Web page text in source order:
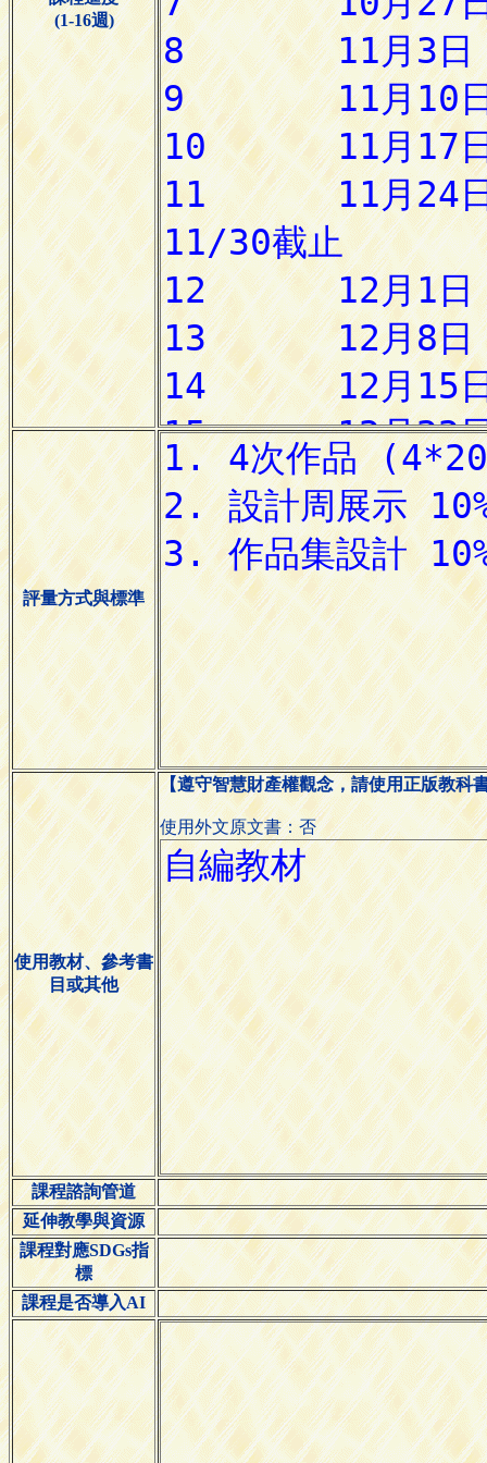
(1-16週)
評量方式與標準
使用教材、參考書
目或其他
【遵守智慧財產權觀念，請使用正版教科
使用外文原文書：否
課程諮詢管道
延伸教學與資源
課程對應SDGs指
標
課程是否導入AI